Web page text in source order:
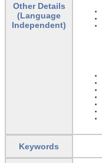
Other Details
(Language
Independent)
Keywords